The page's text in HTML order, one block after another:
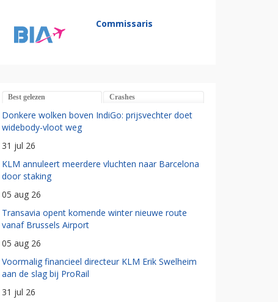
Commissaris
Best gelezen Crashes
Donkere wolken boven IndiGo: prijsvechter doet
widebody-vloot weg
31 jul 26
KLM annuleert meerdere vluchten naar Barcelona
door staking
05 aug 26
Transavia opent komende winter nieuwe route
vanaf Brussels Airport
05 aug 26
Voormalig financieel directeur KLM Erik Swelheim
aan de slag bij ProRail
31 jul 26